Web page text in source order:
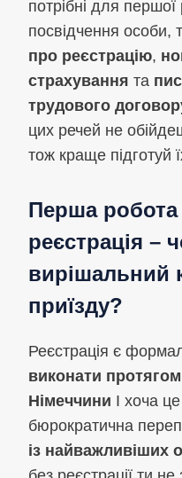
потрібні для
посвідчення особи,
про реєстрацію,
страхування та
трудового
цих речей не
тож краще підготуй
Перша робота
реєстрація –
вирішальний
приїзду?
Реєстрація є
виконати протягом
Німеччини І хоча
бюрократична
із найважливіших